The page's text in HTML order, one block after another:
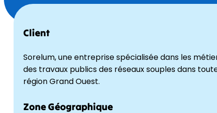
Client
Sorelum, une entreprise spécialisée dans les
des travaux publics des réseaux souples dans
région Grand Ouest.
Zone Géographique